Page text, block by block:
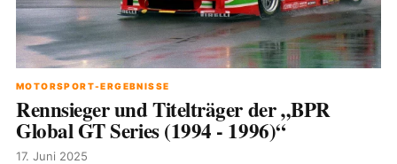
MOTORSPORT-ERGEBNISSE
Rennsieger und Titelträger der „BPR
Global GT Series (1994 - 1996)“
17. Juni 2025